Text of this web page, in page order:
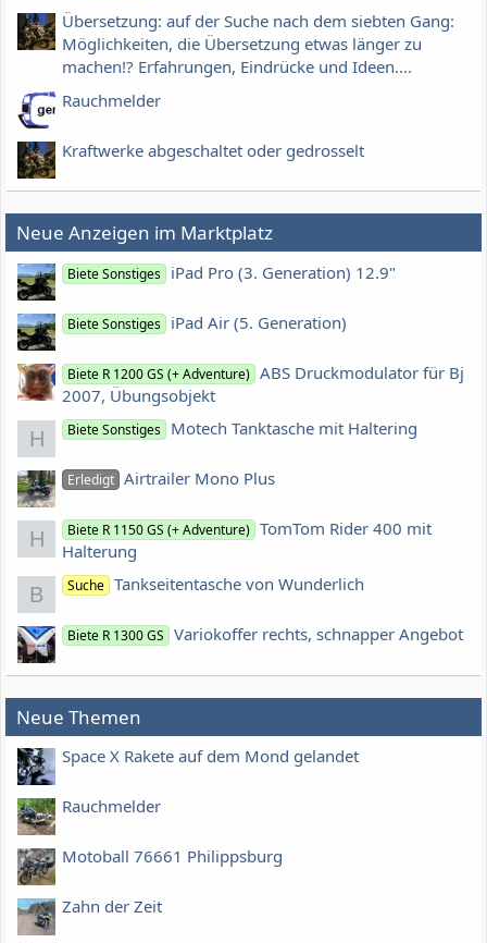
Übersetzung: auf der Suche nach dem siebten Gang:
Möglichkeiten, die Übersetzung etwas länger zu
machen!? Erfahrungen, Eindrücke und Ideen....
Rauchmelder
Kraftwerke abgeschaltet oder gedrosselt
Neue Anzeigen im Marktplatz
Biete Sonstiges iPad Pro (3. Generation) 12.9"
Biete Sonstiges iPad Air (5. Generation)
Biete R 1200 GS (+ Adventure) ABS Druckmodulator für Bj
2007, Übungsobjekt
H Biete Sonstiges Motech Tanktasche mit Haltering
Erledigt Airtrailer Mono Plus
H Biete R 1150 GS (+ Adventure) TomTom Rider 400 mit
Halterung
B Suche Tankseitentasche von Wunderlich
Biete R 1300 GS Variokoffer rechts, schnapper Angebot
Neue Themen
Space X Rakete auf dem Mond gelandet
Rauchmelder
Motoball 76661 Philippsburg
Zahn der Zeit